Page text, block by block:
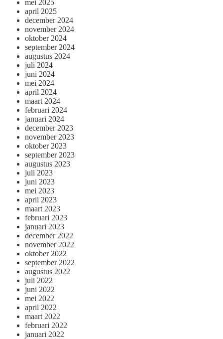
mei 2025
april 2025
december 2024
november 2024
oktober 2024
september 2024
augustus 2024
juli 2024
juni 2024
mei 2024
april 2024
maart 2024
februari 2024
januari 2024
december 2023
november 2023
oktober 2023
september 2023
augustus 2023
juli 2023
juni 2023
mei 2023
april 2023
maart 2023
februari 2023
januari 2023
december 2022
november 2022
oktober 2022
september 2022
augustus 2022
juli 2022
juni 2022
mei 2022
april 2022
maart 2022
februari 2022
januari 2022